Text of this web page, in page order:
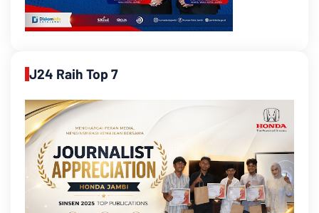
J24 Raih Top 7